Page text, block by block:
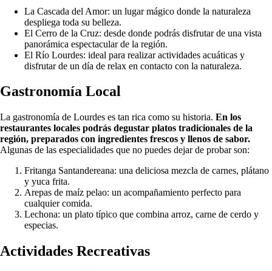
La Cascada del Amor: un lugar mágico donde la naturaleza
despliega toda su belleza.
El Cerro de la Cruz: desde donde podrás disfrutar de una vista
panorámica espectacular de la región.
El Río Lourdes: ideal para realizar actividades acuáticas y
disfrutar de un día de relax en contacto con la naturaleza.
Gastronomía Local
La gastronomía de Lourdes es tan rica como su historia. En los
restaurantes locales podrás degustar platos tradicionales de la
región, preparados con ingredientes frescos y llenos de sabor.
Algunas de las especialidades que no puedes dejar de probar son:
Fritanga Santandereana: una deliciosa mezcla de carnes, plátano
y yuca frita.
Arepas de maíz pelao: un acompañamiento perfecto para
cualquier comida.
Lechona: un plato típico que combina arroz, carne de cerdo y
especias.
Actividades Recreativas